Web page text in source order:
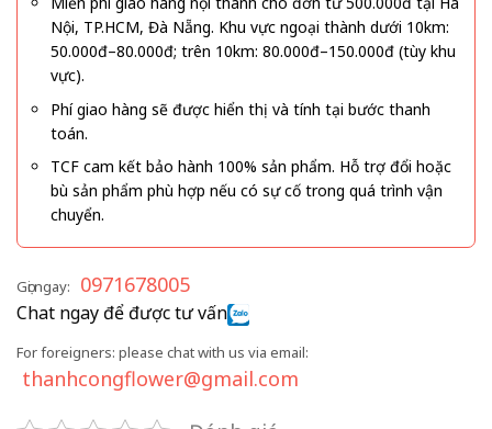
Nội, TP.HCM, Đà Nẵng. Khu vực ngoại thành dưới 10km:
50.000đ–80.000đ; trên 10km: 80.000đ–150.000đ (tùy khu
vực).
Phí giao hàng sẽ được hiển thị và tính tại bước thanh
toán.
TCF cam kết bảo hành 100% sản phẩm. Hỗ trợ đổi hoặc
bù sản phẩm phù hợp nếu có sự cố trong quá trình vận
chuyển.
Gọi ngay: 0971678005
Chat ngay để được tư vấn
For foreigners: please chat with us via email:
thanhcongflower@gmail.com